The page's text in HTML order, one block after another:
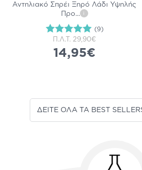
Αντηλιακό Σπρέι Ξηρό Λάδι Υψηλής
Προ... i
(9)
Π.Λ.Τ. 29,90€
14,95€
ΔΕΙΤΕ ΟΛΑ ΤΑ BEST